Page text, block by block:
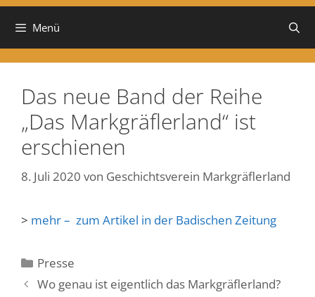
Menü
Das neue Band der Reihe
„Das Markgräflerland“ ist
erschienen
8. Juli 2020 von Geschichtsverein Markgräflerland
> mehr – zum Artikel in der Badischen Zeitung
Kategorien
Presse
Wo genau ist eigentlich das Markgräflerland?